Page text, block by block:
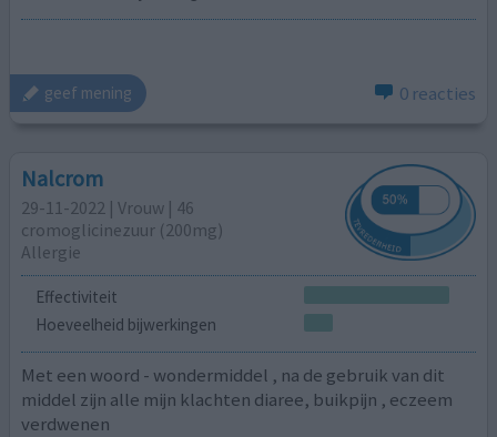
geef mening 0 reacties
Nalcrom
29-11-2022 | Vrouw | 46
cromoglicinezuur (200mg)
Allergie
Effectiviteit
Hoeveelheid bijwerkingen
Met een woord - wondermiddel , na de gebruik van dit
middel zijn alle mijn klachten diaree, buikpijn , eczeem
verdwenen